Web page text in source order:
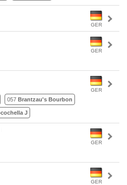
GER
GER
GER
057 Brantzau's Bourbon
J
GER
GER